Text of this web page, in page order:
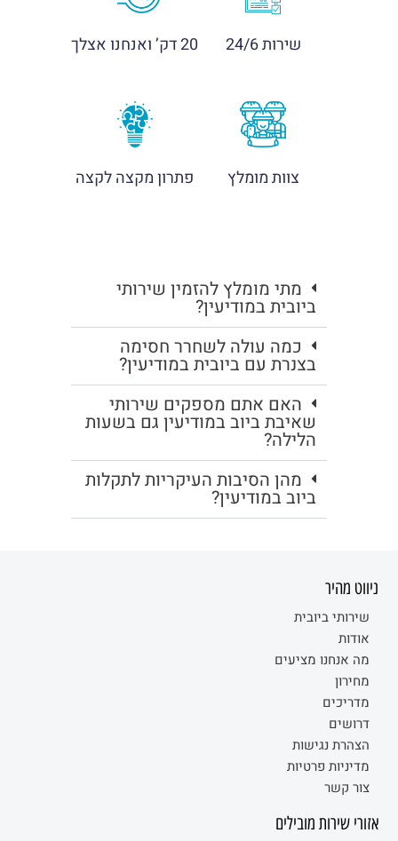
שירות 24/6 20 דק’ ואנחנו אצלך
צוות מומלץ פתרון מקצה לקצה
מתי מומלץ להזמין שירותי
ביובית במודיעין?
כמה עולה לשחרר חסימה
בצנרת עם ביובית במודיעין?
האם אתם מספקים שירותי
שאיבת ביוב במודיעין גם בשעות
הלילה?
מהן הסיבות העיקריות לתקלות
ביוב במודיעין?
ניווט מהיר
שירותי ביובית
אודות
מה אנחנו מציעים
מחירון
מדריכים
דרושים
הצהרת נגישות
מדיניות פרטיות
צור קשר
אזורי שירות מובילים